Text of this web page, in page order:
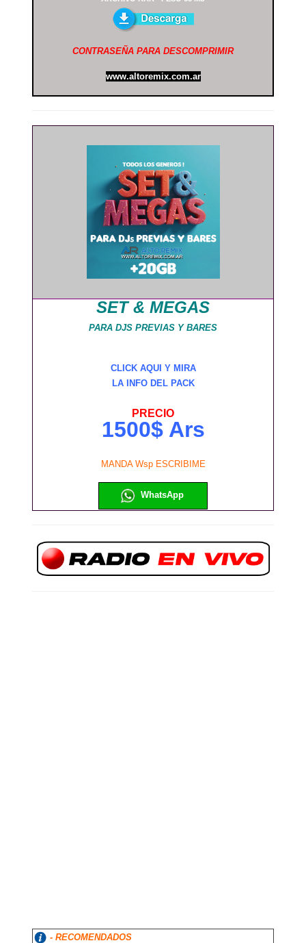
CONTRASEÑA PARA DESCOMPRIMIR
www.altoremix.com.ar
SET & MEGAS
PARA DJS PREVIAS Y BARES
CLICK AQUI Y MIRA
LA INFO DEL PACK
PRECIO
1500$ Ars
MANDA Wsp ESCRIBIME
WhatsApp
- RECOMENDADOS